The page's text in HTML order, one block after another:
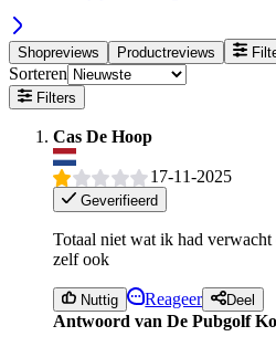
Shopreviews Productreviews
Sorteren
Filters
Cas De Hoop
17-11-2025
Geverifieerd
Totaal niet wat ik had
zelf ook
Nuttig Reageer Deel
Antwoord van De Pubgolf